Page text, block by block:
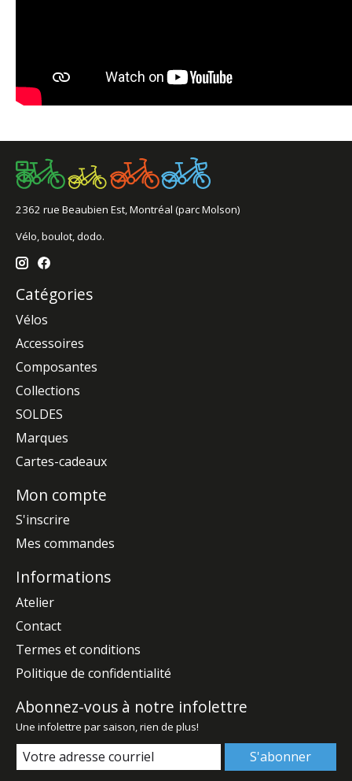
2362 rue Beaubien Est, Montréal (parc Molson)
Vélo, boulot, dodo.
Catégories
Vélos
Accessoires
Composantes
Collections
SOLDES
Marques
Cartes-cadeaux
Mon compte
S'inscrire
Mes commandes
Informations
Atelier
Contact
Termes et conditions
Politique de confidentialité
Abonnez-vous à notre infolettre
Une infolettre par saison, rien de plus!
S'abonner